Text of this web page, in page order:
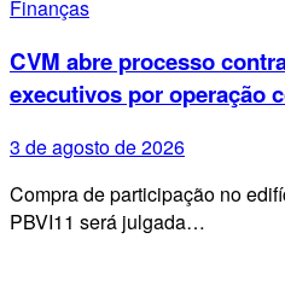
Finanças
CVM abre processo
executivos por operação
3 de agosto de 2026
Compra de participação no
PBVI11 será julgada…